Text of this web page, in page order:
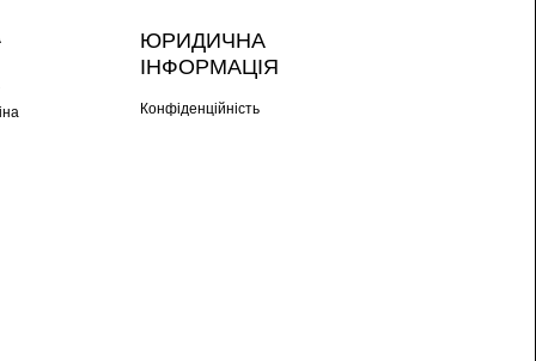
ЮРИДИЧНА
ІНФОРМАЦІЯ
Конфіденційність